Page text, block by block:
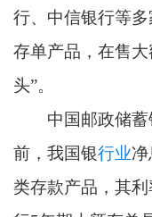
行、中信银行等
存单产品，在售
头”。
中国邮政储蓄
前，我国银行业
类存款产品，其